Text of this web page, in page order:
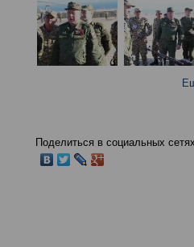
Поделиться в социальных